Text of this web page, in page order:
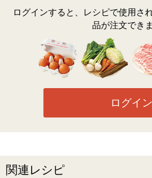
ログインすると、レシピで使用さ
品が注文でき
ログイン
関連レシピ